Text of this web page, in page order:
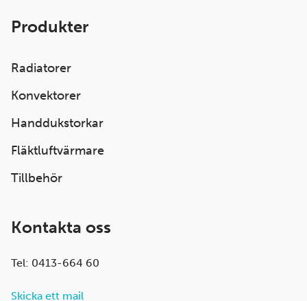
Produkter
Radiatorer
Konvektorer
Handdukstorkar
Fläktluftvärmare
Tillbehör
Kontakta oss
Tel: 0413-664 60
Skicka ett mail